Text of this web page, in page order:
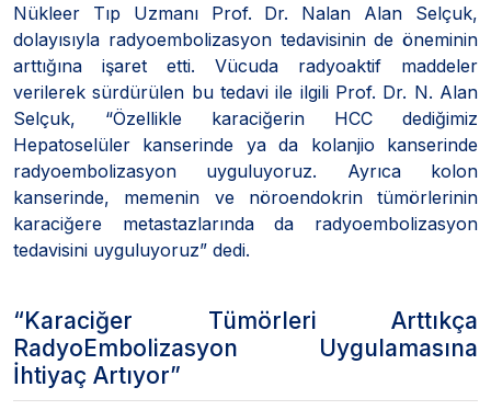
Nükleer Tıp Uzmanı Prof. Dr. Nalan Alan Selçuk,
dolayısıyla radyoembolizasyon tedavisinin de öneminin
arttığına işaret etti. Vücuda radyoaktif maddeler
verilerek sürdürülen bu tedavi ile ilgili Prof. Dr. N. Alan
Selçuk, “Özellikle karaciğerin HCC dediğimiz
Hepatoselüler kanserinde ya da kolanjio kanserinde
radyoembolizasyon uyguluyoruz. Ayrıca kolon
kanserinde, memenin ve nöroendokrin tümörlerinin
karaciğere metastazlarında da radyoembolizasyon
tedavisini uyguluyoruz” dedi.
“Karaciğer Tümörleri Arttıkça
RadyoEmbolizasyon Uygulamasına
İhtiyaç Artıyor”